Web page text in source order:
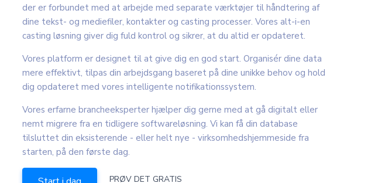
der er forbundet med at arbejde med separate værktøjer til håndtering af
dine tekst- og mediefiler, kontakter og casting processer. Vores alt-i-en
casting løsning giver dig fuld kontrol og sikrer, at du altid er opdateret.
Vores platform er designet til at give dig en god start. Organisér dine data
mere effektivt, tilpas din arbejdsgang baseret på dine unikke behov og hold
dig opdateret med vores intelligente notifikationssystem.
Vores erfarne brancheeksperter hjælper dig gerne med at gå digitalt eller
nemt migrere fra en tidligere softwareløsning. Vi kan få din database
tilsluttet din eksisterende - eller helt nye - virksomhedshjemmeside fra
starten, på den første dag.
PRØV DET GRATIS